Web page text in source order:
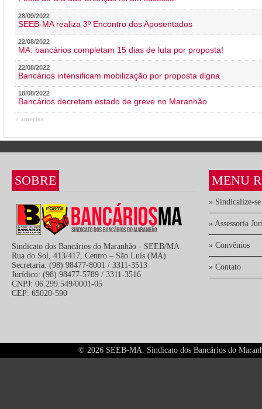
28/09/2022
SEEB-MA realiza 3º Encontro dos Aposentados
22/08/2022
MA: bancários completam 15 dias de luta por proposta!
22/08/2022
Bancários intensificam mobilização por proposta digna
18/08/2022
Bancários decretam estado de greve no Maranhão
« anterior
SOBRE
Sindicato dos Bancários do Maranhão - SEEB/MA
Rua do Sol, 413/417, Centro – São Luís (MA)
Secretaria: (98) 98477-8001 / 3311-3513
Jurídico: (98) 98477-5789 / 3311-3516
CNPJ: 06.299.549/0001-05
CEP: 65020-590
MENU
» Sindicalize-se
» Assessoria
» Convênios
» Contato
© 2026 SEEB-MA. Sindicato dos Bancários do